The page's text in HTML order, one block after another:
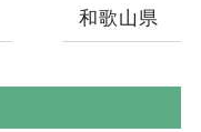
和歌山県